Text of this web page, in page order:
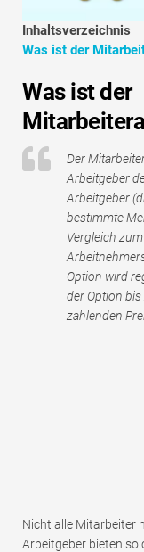
Vollständige Form
Inhaltsverzeichnis
Was ist der
Was ist der
Der
Arbeitgeber
Arbeitgeber
bestimmte
Vergleich
Option wird
der Option
zahlenden
Nicht alle Mitarbeiter
Arbeitgeber bieten